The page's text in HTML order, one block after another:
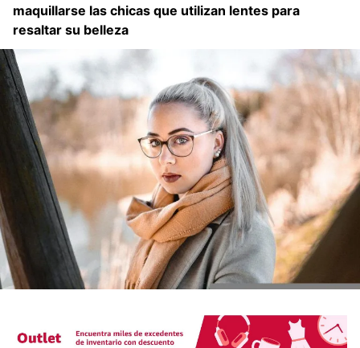
maquillarse las chicas que utilizan lentes para
resaltar su belleza